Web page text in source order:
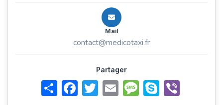
Mail
contact@medicotaxi.fr
Partager
ShareFacebookTwitterEmail MessageSkypeViber